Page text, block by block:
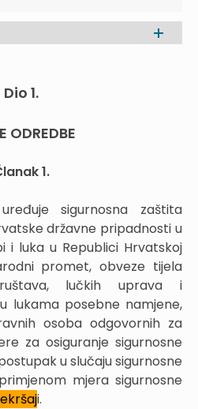
Dio 1.
ODREDBE
1.
sigurnosna zaštita
državne pripadnosti u
i luka u Republici Hrvatskoj
promet, obveze tijela
lučkih uprava i
lukama posebne namjene,
osoba odgovornih za
za osiguranje sigurnosne
u slučaju sigurnosne
mjera sigurnosne
i.